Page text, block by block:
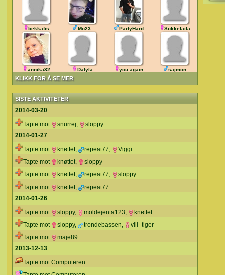
KLIKK FOR Å SE MER
bekkafis Mo23. PartyHard Sokkelaila
annika32 Dalyla you again sajmon
SISTE AKTIVITETER
2014-03-20
Tapte mot
snurrej,
sloppy
2014-01-27
Tapte mot
knøttet, repeat77,
Viggi
Tapte mot
knøttet,
sloppy
Tapte mot
knøttet, repeat77,
sloppy
Tapte mot
knøttet,
repeat77
2014-01-26
Tapte mot
sloppy, moldejenta123,
knøttet
Tapte mot
sloppy, trondebassen,
vill_tiger
Tapte mot
maje89
2013-12-13
Tapte mot Computeren